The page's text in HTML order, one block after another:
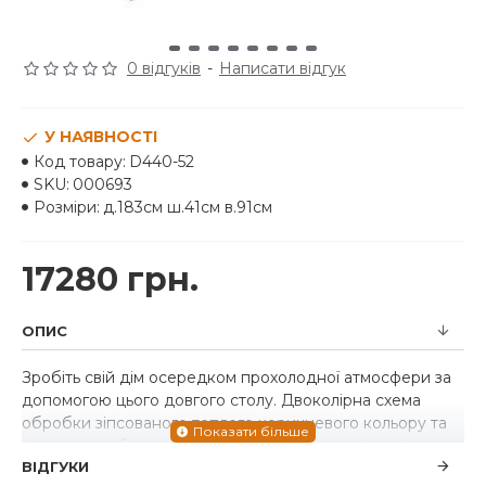
0 відгуків - Написати відгук
17280 грн.
У НАЯВНОСТІ
Код товару: D440-52
SKU: 000693
Розміри: д.183см ш.41см в.91см
ОПИС
Зробіть свій дім осередком прохолодної атмосфери за
допомогою цього довгого столу. Двоколірна схема
обробки зіпсованого теплого коричневого кольору та
зістареного бронзового металу сповнена міської
індустріальної пихатості. Велика довжина дозволяє
ВІДГУКИ